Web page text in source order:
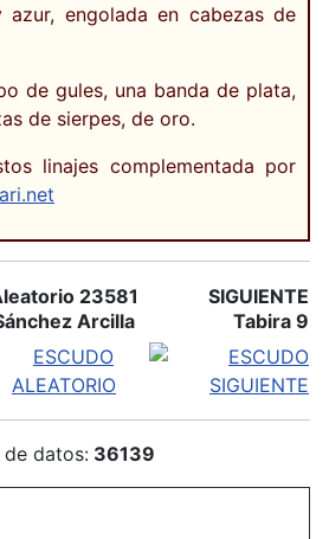
engolada en cabezas de
de gules, una banda de plata,
de sierpes, de oro.
linajes complementada por
23581
Arcilla
SIGUIENTE
Tabira 9
de datos: 36139